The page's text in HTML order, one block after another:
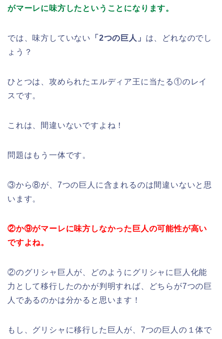
がマーレに味方したということになります。
では、味方していない 「2つの巨人」 は、どれなのでし
ょう？
ひとつは、攻められたエルディア王に当たる①のレイ
スです。
これは、間違いないですよね！
問題はもう一体です。
③から⑧が、7つの巨人に含まれるのは間違いないと思
います。
②か⑨がマーレに味方しなかった巨人の可能性が高い
ですよね。
②のグリシャ巨人が、どのようにグリシャに巨人化能
力として移行したのかが判明すれば、どちらが7つの巨
人であるのかは分かると思います！
もし、グリシャに移行した巨人が、7つの巨人の１体で